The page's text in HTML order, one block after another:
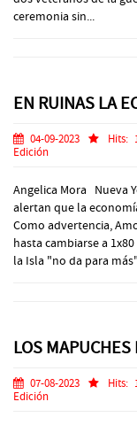
ceremonia sin...
EN RUINAS LA
04-09-2023 Hits:
Edición
Angelica Mora Nueva
alertan que la
Como advertencia,
hasta cambiarse a
la Isla "no da para
LOS MAPUCHES
07-08-2023 Hits:
Edición